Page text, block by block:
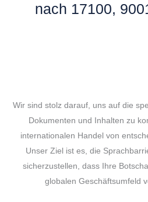
nach 17100,
Wir sind stolz darauf, uns auf die
Dokumenten und Inhalten zu
internationalen Handel von
Unser Ziel ist es, die
sicherzustellen, dass Ihre
globalen Geschäftsumfeld